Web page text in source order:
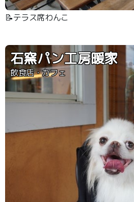
📝テラス席わんこ
石窯パン工房暖家
飲食店・カフェ